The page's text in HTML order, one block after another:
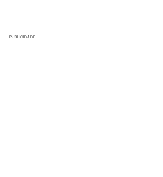
PUBLICIDADE